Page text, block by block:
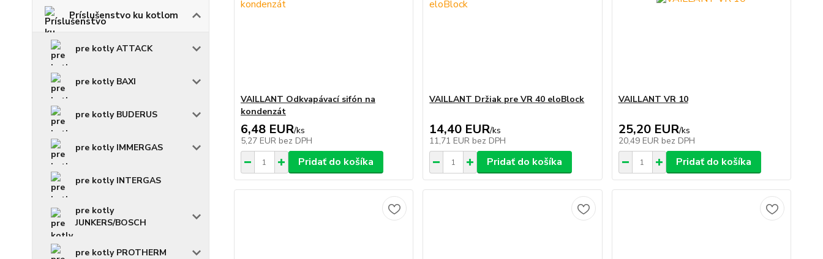
Príslušenstvo ku kotlom
pre kotly ATTACK
pre kotly BAXI
pre kotly BUDERUS
pre kotly IMMERGAS
pre kotly INTERGAS
pre kotly
JUNKERS/BOSCH
pre kotly PROTHERM
VAILLANT Odkvapávací sifón na
kondenzát
6,48 EUR/ks
5,27 EUR bez DPH
Pridať do košíka
VAILLANT Držiak pre VR 40 eloBlock
14,40 EUR/ks
11,71 EUR bez DPH
Pridať do košíka
VAILLANT VR 10
25,20 EUR/ks
20,49 EUR bez DPH
Pridať do košíka